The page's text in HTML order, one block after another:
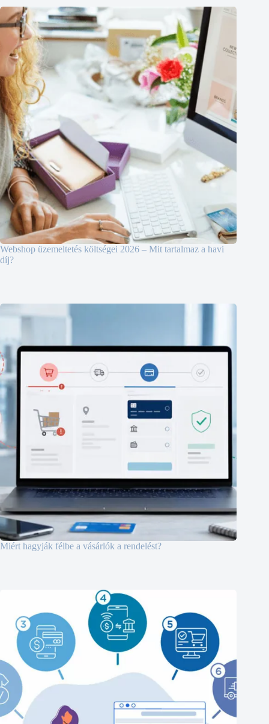
Webshop üzemeltetés költségei 2026 – Mit tartalmaz a havi
díj?
Miért hagyják félbe a vásárlók a rendelést?